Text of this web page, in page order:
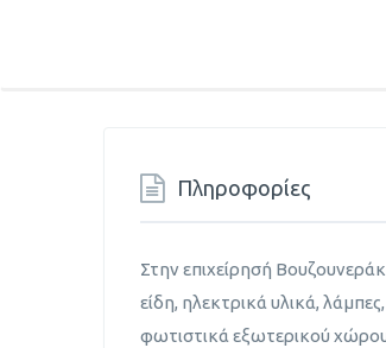
Πληροφορίες
Στην επιχείρησή
είδη, ηλεκτρικά υλικά,
φωτιστικά εξωτερικού